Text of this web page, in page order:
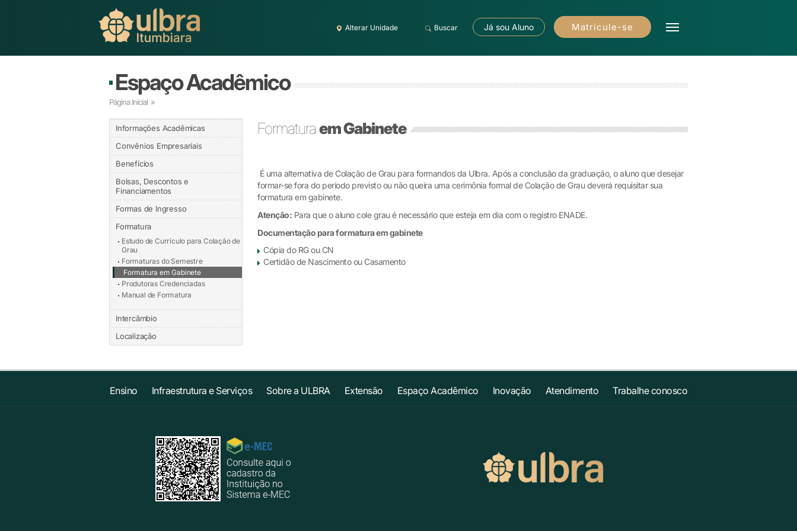
Alterar Unidade Buscar Já sou Aluno Matricule-se
Espaço Acadêmico
Página Inicial »
Informações Acadêmicas
Convênios Empresariais
Benefícios
Bolsas, Descontos e
Financiamentos
Formas de Ingresso
Formatura
Estudo de Currículo para Colação de
Grau
Formaturas do Semestre
Formatura em Gabinete
Produtoras Credenciadas
Manual de Formatura
Intercâmbio
Localização
Formaturaem Gabinete
É uma alternativa de Colação de Grau para formandos da Ulbra. Após a conclusão da graduação, o aluno que desejar
formar-se fora do período previsto ou não queira uma cerimônia formal de Colação de Grau deverá requisitar sua
formatura em gabinete.
Atenção: Para que o aluno cole grau é necessário que esteja em dia com o registro ENADE.
Documentação para formatura em gabinete
Cópia do RG ou CN
Certidão de Nascimento ou Casamento
Ensino Infraestrutura e Serviços Sobre a ULBRA Extensão Espaço Acadêmico Inovação Atendimento Trabalhe conosco